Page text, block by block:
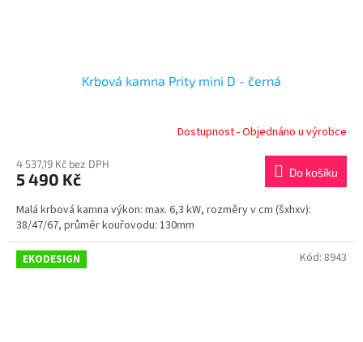
Krbová kamna Prity mini D - černá
Dostupnost - Objednáno u výrobce
4 537,19 Kč bez DPH
5 490 Kč Do košíku
Malá krbová kamna výkon: max. 6,3 kW, rozměry v cm (šxhxv):
38/47/67, průměr kouřovodu: 130mm
EKODESIGN Kód: 8943